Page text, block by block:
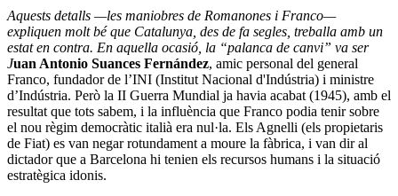
Aquests detalls —les maniobres de Romanones i Franco—
expliquen molt bé que Catalunya, des de fa segles, treballa amb un
estat en contra. En aquella ocasió, la “palanca de canvi” va ser
Juan Antonio Suances Fernández, amic personal del general
Franco, fundador de l’INI (Institut Nacional d'Indústria) i ministre
d’Indústria. Però la II Guerra Mundial ja havia acabat (1945), amb el
resultat que tots sabem, i la influència que Franco podia tenir sobre
el nou règim democràtic italià era nul·la. Els Agnelli (els propietaris
de Fiat) es van negar rotundament a moure la fàbrica, i van dir al
dictador que a Barcelona hi tenien els recursos humans i la situació
estratègica idonis.